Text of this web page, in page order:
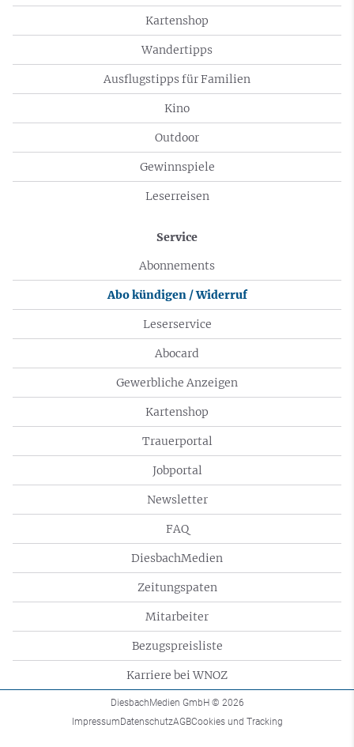
Kartenshop
Wandertipps
Ausflugstipps für Familien
Kino
Outdoor
Gewinnspiele
Leserreisen
Service
Abonnements
Abo kündigen / Widerruf
Leserservice
Abocard
Gewerbliche Anzeigen
Kartenshop
Trauerportal
Jobportal
Newsletter
FAQ
DiesbachMedien
Zeitungspaten
Mitarbeiter
Bezugspreisliste
Karriere bei WNOZ
DiesbachMedien GmbH © 2026
ImpressumDatenschutzAGBCookies und Tracking